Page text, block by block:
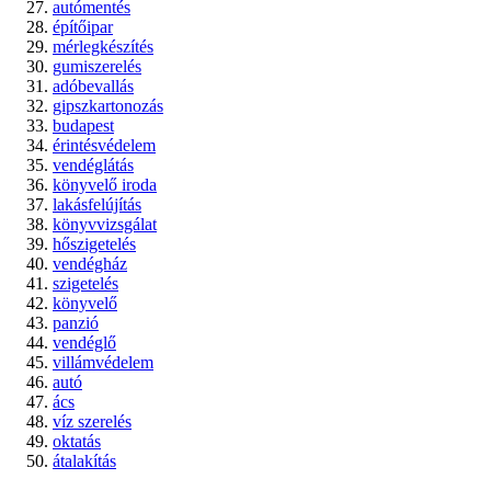
autómentés
építőipar
mérlegkészítés
gumiszerelés
adóbevallás
gipszkartonozás
budapest
érintésvédelem
vendéglátás
könyvelő iroda
lakásfelújítás
könyvvizsgálat
hőszigetelés
vendégház
szigetelés
könyvelő
panzió
vendéglő
villámvédelem
autó
ács
víz szerelés
oktatás
átalakítás